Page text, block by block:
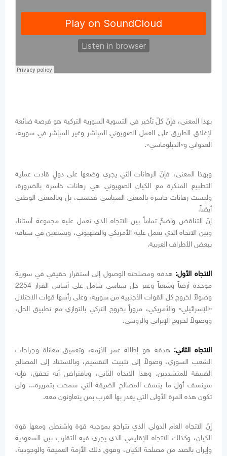
بهذا المعنى، فإنّ كلّ تأخير في التسوية السورية التركية هو فرصة ضائعة
لإغلاق الطريق على العمل الصهيوني المباشر وغير المباشر في سورية،
العدواني و«الدبلوماسي».
وبهذا المعنى، فإنّ الرهانات التي يجري وضعها على دولٍ قادت عملية
التطبيع المنكرة مع الكيان الصهيوني هي رهانات خاسرة بالضرورة،
وليست رهانات خاسرة بالمعنى السياسي فحسب، بل وبالمعنى الوطني
أيضاً.
إنّ التناقض واضحٌ تماماً بين الاتجاه الذي تعمل عليه مجموعة أستانا،
وبين الاتجاه الذي يعمل عليه الأمريكي والصهيوني، ويستعين في سياقه
ببعض الأطراف العربية.
الاتجاه الأول: هدفه ومصلحته الوصول إلى استقرار حقيقي في سورية
موحدة أرضاً وشعباً وعبر حل سياسي شامل على أساس القرار 2254
وصولاً لخروج كل القوات الأجنبية من سورية، وعلى رأسها قوات الاحتلال
«الإسرائيلي» والأمريكي، مروراً بخروج التركي بالتوازي مع تطبيق الحل،
ووصولاً لخروج الإيراني والروسي.
الاتجاه الثاني: هدفه هو إطالة عمر الأزمة، وتعميق معاناة وجراحات
الشعب السوري، وصولاً إلى تثبيت التقسيم، وبالاستناد إلى المصالح
الضيقة للمتشددين. وهذا الاتجاه الثاني، وبافتراض أنه تحقق، فإنه
سينسف أول ما ينسف المصالح الضيقة التي سمحت بتمريره... ولن
تكون هذه المرة الأولى التي يغدر بها الغرب بمن يتعاونون معه.
إنّ الاتجاه العام الدولي الذي تتراجع بموجبه قوة واشنطن ومعها قوة
الكيان، وكذلك الاتجاه الإقليمي الذي يجري فيه التقارب بين السعودية
وإيران بالضد من مصلحة الكيان، وفوق ذلك الأزمة العميقة والوجودية،